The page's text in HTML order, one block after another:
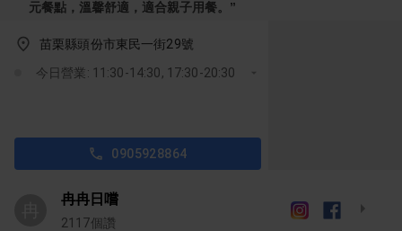
元餐點，溫馨舒適，適合親子用餐。 ”
苗栗縣頭份市東民一街29號
今日營業: 11:30-14:30, 17:30-20:30
0905928864
冉冉日嚐
2117個讚